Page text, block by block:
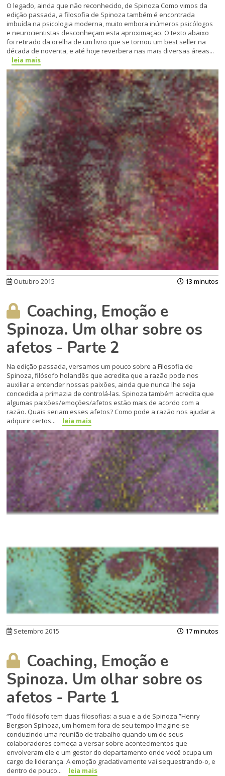
O legado, ainda que não reconhecido, de Spinoza Como vimos da
edição passada, a filosofia de Spinoza também é encontrada
imbuída na psicologia moderna, muito embora inúme­ros psicólogos
e neurocientistas desconheçam esta aproximação. O texto abaixo
foi retirado da orelha de um livro que se tornou um best seller na
década de noventa, e até hoje reverbera nas mais di­versas áreas...
leia mais
Outubro 2015 13 minutos
Coaching, Emoção e
Spinoza. Um olhar sobre os
afetos - Parte 2
Na edição passada, versamos um pouco sobre a Filosofia de
Spinoza, filósofo holandês que acredita que a razão pode nos
auxiliar a entender nossas paixões, ainda que nunca lhe seja
concedida a primazia de controlá-las. Spinoza também acredita que
algumas paixões/emoções/afetos estão mais de acordo com a
razão. Quais seriam esses afetos? Como pode a razão nos ajudar a
adquirir certos...
leia mais
Setembro 2015 17 minutos
Coaching, Emoção e
Spinoza. Um olhar sobre os
afetos - Parte 1
“Todo filósofo tem duas filosofias: a sua e a de Spinoza.”Henry
Bergson Spinoza, um homem fora de seu tempo Imagine-se
conduzindo uma reunião de trabalho quando um de seus
colaboradores começa a versar sobre acontecimentos que
envolveram ele e um ges­tor do departamento onde você ocupa um
cargo de liderança. A emoção gradativamente vai se­questrando-o, e
dentro de pou­co...
leia mais